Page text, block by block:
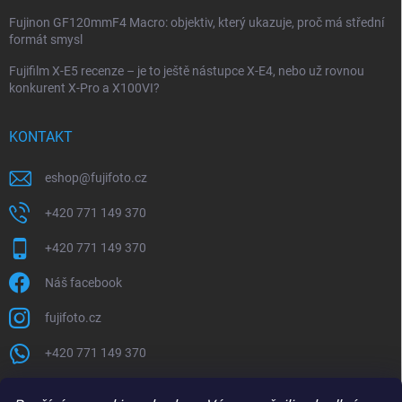
Fujinon GF120mmF4 Macro: objektiv, který ukazuje, proč má střední
formát smysl
Fujifilm X-E5 recenze – je to ještě nástupce X-E4, nebo už rovnou
konkurent X-Pro a X100VI?
KONTAKT
eshop@fujifoto.cz
+420 771 149 370
+420 771 149 370
Náš facebook
fujifoto.cz
+420 771 149 370